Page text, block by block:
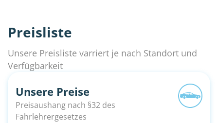
Preisliste
Unsere Preisliste varriert je nach Standort und
Verfügbarkeit
Unsere Preise
Preisaushang nach §32 des
Fahrlehrergesetzes